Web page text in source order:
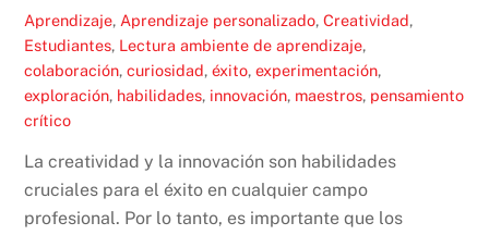
Aprendizaje, Aprendizaje personalizado,Creatividad,
Estudiantes, Lectura ambiente de aprendizaje,
colaboración,curiosidad,éxito,experimentación,
exploración, habilidades, innovación, maestros, pensamiento
crítico
La creatividad y la innovación son habilidades
cruciales para el éxito en cualquier campo
profesional. Por lo tanto, es importante que los